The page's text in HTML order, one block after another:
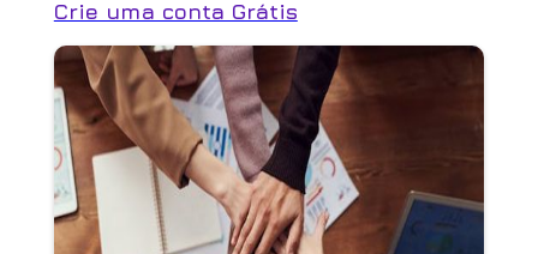
Crie uma conta Grátis